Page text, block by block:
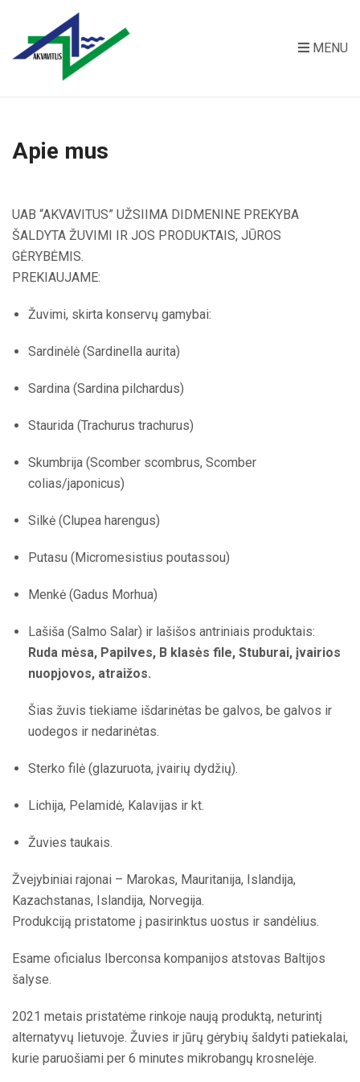
MENU
Apie mus
UAB “AKVAVITUS” UŽSIIMA DIDMENINE PREKYBA
ŠALDYTA ŽUVIMI IR JOS PRODUKTAIS, JŪROS
GĖRYBĖMIS.
PREKIAUJAME:
Žuvimi, skirta konservų gamybai:
Sardinėlė (Sardinella aurita)
Sardina (Sardina pilchardus)
Staurida (Trachurus trachurus)
Skumbrija (Scomber scombrus, Scomber
colias/japonicus)
Silkė (Clupea harengus)
Putasu (Micromesistius poutassou)
Menkė (Gadus Morhua)
Lašiša (Salmo Salar) ir lašišos antriniais produktais:
Ruda mėsa, Papilves, B klasės file, Stuburai, įvairios
nuopjovos, atraižos.
Šias žuvis tiekiame išdarinėtas be galvos, be galvos ir
uodegos ir nedarinėtas.
Sterko filė (glazuruota, įvairių dydžių).
Lichija, Pelamidė, Kalavijas ir kt.
Žuvies taukais.
Žvejybiniai rajonai – Marokas, Mauritanija, Islandija,
Kazachstanas, Islandija, Norvegija.
Produkciją pristatome į pasirinktus uostus ir sandėlius.
Esame oficialus Iberconsa kompanijos atstovas Baltijos
šalyse.
2021 metais pristatėme rinkoje naują produktą, neturintį
alternatyvų lietuvoje. Žuvies ir jūrų gėrybių šaldyti patiekalai,
kurie paruošiami per 6 minutes mikrobangų krosnelėje.